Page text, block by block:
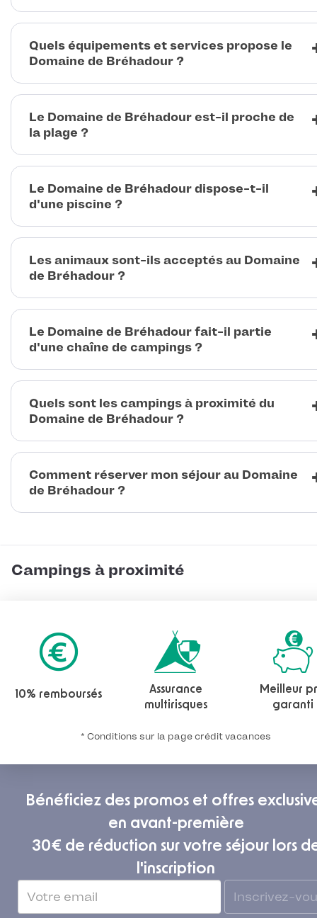
Quels équipements et services propose le
Domaine de Bréhadour ?
Le Domaine de Bréhadour est-il proche de
la plage ?
Le Domaine de Bréhadour dispose-t-il
d'une piscine ?
Les animaux sont-ils acceptés au Domaine
de Bréhadour ?
Le Domaine de Bréhadour fait-il partie
d'une chaîne de campings ?
Quels sont les campings à proximité du
Domaine de Bréhadour ?
Comment réserver mon séjour au Domaine
de Bréhadour ?
Campings à proximité
10% remboursés
Assurance
multirisques
Meilleur
garanti
* Conditions sur la page crédit vacances
Bénéficiez des promos et offres
en avant-première
30€ de réduction sur votre séjour lors
l'inscription
Inscrivez-